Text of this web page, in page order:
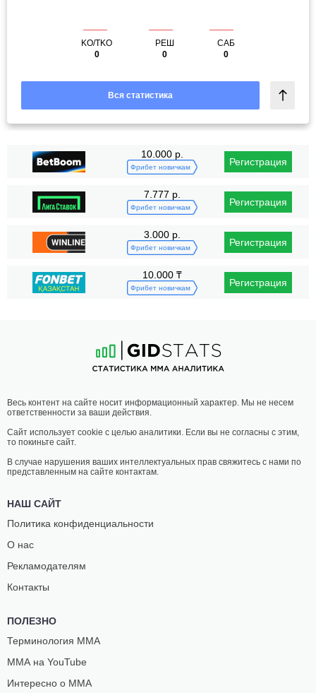
KO/TKO
0
РЕШ
0
САБ
0
Вся статистика
10.000 р.
Фрибет новичкам Регистрация
7.777 р.
Фрибет новичкам Регистрация
3.000 р.
Фрибет новичкам Регистрация
10.000 ₸
Фрибет новичкам Регистрация
Весь контент на сайте носит информационный характер. Мы не несем
ответственности за ваши действия.
Сайт использует cookie с целью аналитики. Если вы не согласны с этим,
то покиньте сайт.
В случае нарушения ваших интеллектуальных прав свяжитесь с нами по
представленным на сайте контактам.
НАШ САЙТ
Политика конфиденциальности
О нас
Рекламодателям
Контакты
ПОЛЕЗНО
Терминология ММА
ММА на YouTube
Интересно о ММА